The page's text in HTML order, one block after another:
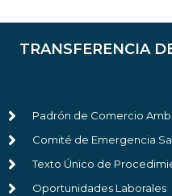
TRANSFERENCIA
Padrón de Comercio
Comité de Emergencia
Texto Único de
Oportunidades Laborales